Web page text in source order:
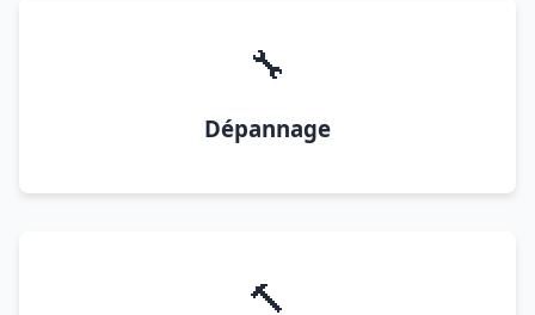
🔧
Dépannage
🔨